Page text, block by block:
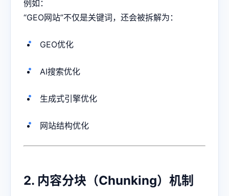
例如：
“GEO网站”不仅是关键词，还会被拆解为：
GEO优化
AI搜索优化
生成式引擎优化
网站结构优化
2. 内容分块（Chunking）机制